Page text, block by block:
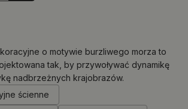
o motywie burzliwego morza to
tak, by przywoływać dynamikę
nadbrzeżnych krajobrazów.
ścienne